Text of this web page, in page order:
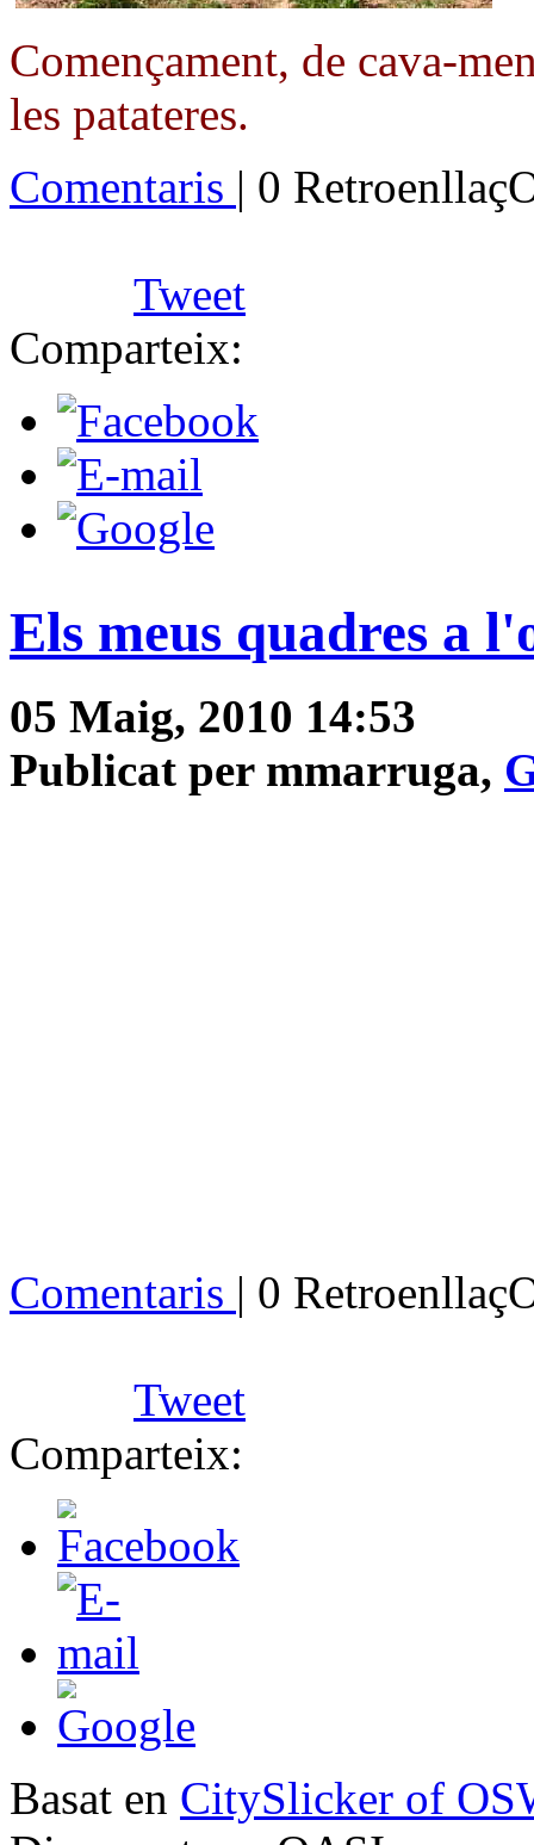
Començament, de cava-
les patateres.
Comentaris | 0
Tweet
Comparteix:
Els meus quadres a
05 Maig, 2010 14:53
Publicat per mmarruga,
Comentaris | 0
Tweet
Comparteix:
Basat en CitySlicker of